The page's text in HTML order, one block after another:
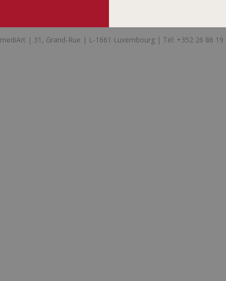
mediArt | 31, Grand-Rue | L-1661 Luxembourg | Tel: +352 26 86